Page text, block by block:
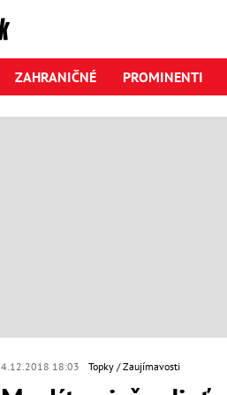
ZAHRANIČNÉ PROMINENTI
4.12.2018 18:03 Topky Zaujímavosti